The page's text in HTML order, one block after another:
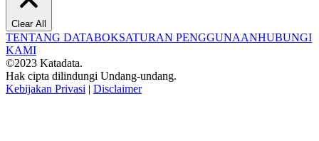
Clear All
TENTANG DATABOKSATURAN PENGGUNAANHUBUNGI
KAMI
©2023 Katadata.
Hak cipta dilindungi Undang-undang.
Kebijakan Privasi | Disclaimer